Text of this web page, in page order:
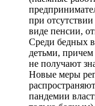
при
виде пенсии,
Среди бедных
детьми, причем
не получают
Новые меры
пандемии